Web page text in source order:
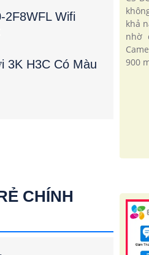
2F8WFL Wifi
3K H3C Có Màu
khả
nhờ
900
CHÍNH